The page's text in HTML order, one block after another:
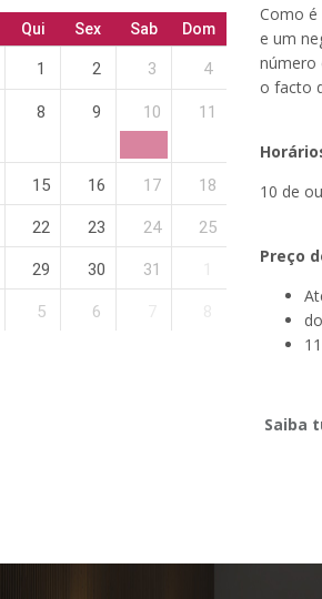
Qui Sex Sab Dom
1 2 3 4
8 9 10 11
15 16 17 18
22 23 24 25
29 30 31
5 6
Como é
e um
número
o facto
10 de
Preço
Saiba